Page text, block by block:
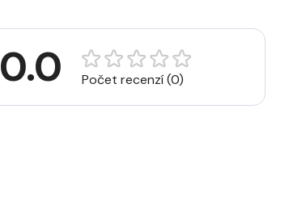
0.0 Počet recenzí (0)